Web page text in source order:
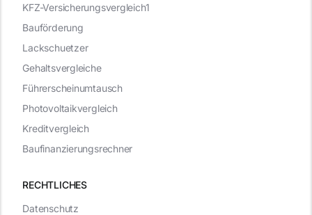
RECHTLICHES
Datenschutz
KFZ-Versicherungsvergleich1
Bauförderung
Lackschuetzer
Gehaltsvergleiche
Führerscheinumtausch
Photovoltaikvergleich
Kreditvergleich
Baufinanzierungsrechner